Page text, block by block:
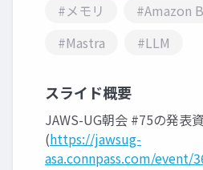
#メモリ
#Amazon
#Mastra
#LLM
スライド概要
JAWS-UG朝会 #75の発表資
(https://jawsug-
asa.connpass.com/event/